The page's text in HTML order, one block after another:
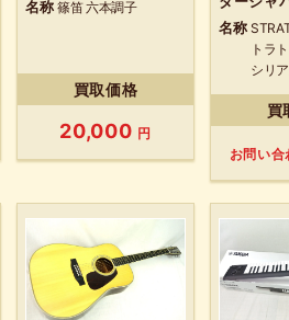
名称 篠笛 六本調子
買取価格
20,000 円
名称
トラ
シリア
買
お問い